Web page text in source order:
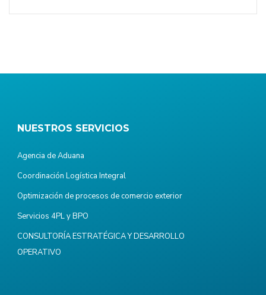
NUESTROS SERVICIOS
Agencia de Aduana
Coordinación Logística Integral
Optimización de procesos de comercio exterior
Servicios 4PL y BPO
CONSULTORÍA ESTRATÉGICA Y DESARROLLO
OPERATIVO